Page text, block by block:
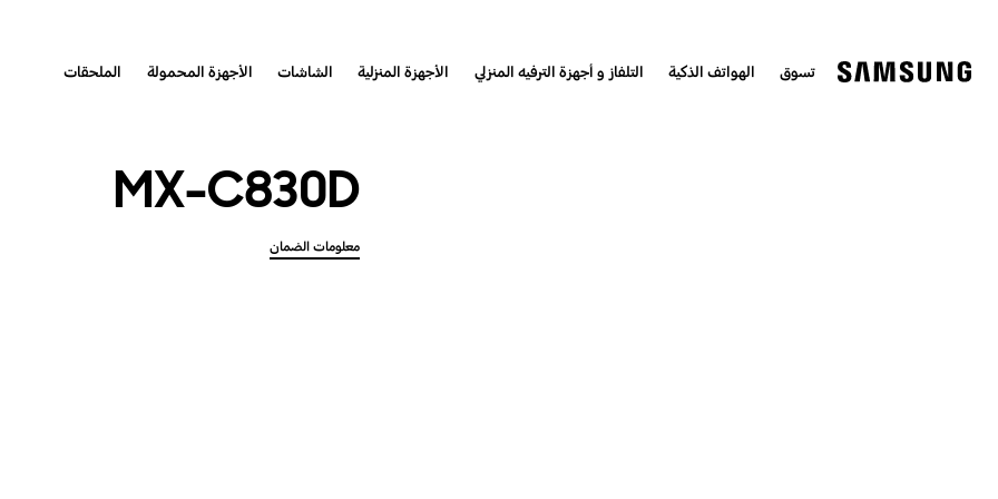
تسوق الهواتف الذكية التلفاز و أجهزة الترفيه المنزلي الأجهزة المنزلية الشاشات الأجهزة المحمولة الملحقات
MX-C830D
معلومات الضمان